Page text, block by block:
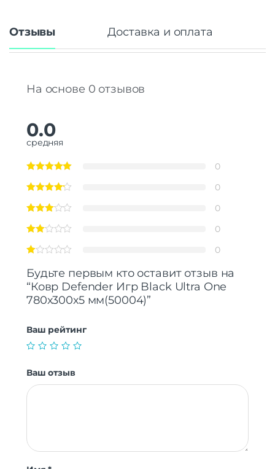
Отзывы Доставка и оплата
На основе 0 отзывов
0.0
средняя
0
0
0
0
0
Будьте первым кто оставит отзыв на
“Ковр Defender Игр Black Ultra One
780х300х5 мм(50004)”
Ваш рейтинг
Ваш отзыв